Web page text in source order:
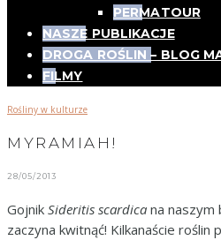
PERMATOUR
NASZE PUBLIKACJE
DROGA ROŚLIN – BLOG
FILMY
Rośliny w kulturze
MYRAMIAH!
28/05/2013
Gojnik Sideritis scardica na naszym
zaczyna kwitnąć! Kilkanaście roślin